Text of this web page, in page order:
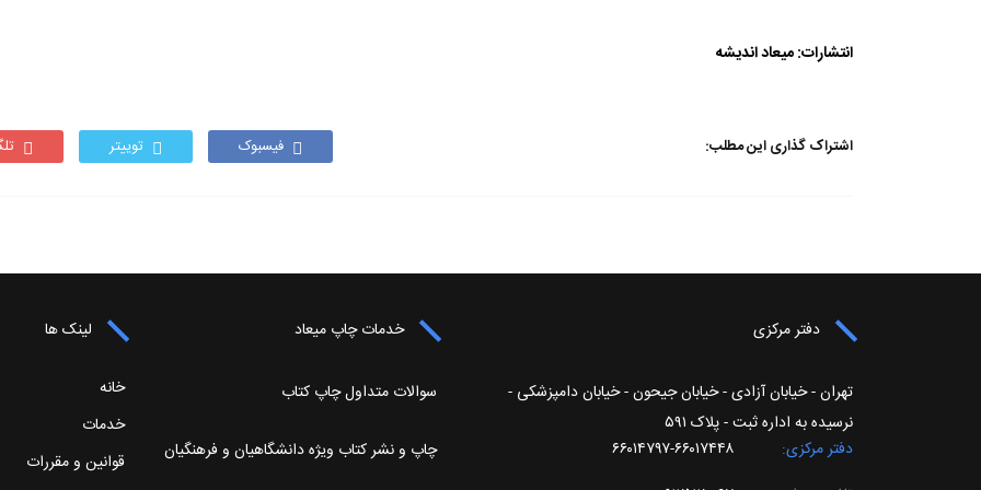
انتشارات: میعاد اندیشه
اشتراک گذاری این مطلب: فیسبوک توییتر
دفتر مرکزی
تهران - خیابان آزادی - خیابان جیحون - خیابان دامپزشکی -
نرسیده به اداره ثبت - پلاک ۵۹۱
دفتر مرکزی
۶۶۰۱۷۴۴۸-۶۶۰۱۴۷۹۷
خدمات چاپ میعاد
سوالات متداول چاپ کتاب
چاپ و نشر کتاب ویژه دانشگاهیان و فرهنگیان
لینک ها
خانه
خدمات
قوانین و مقررات